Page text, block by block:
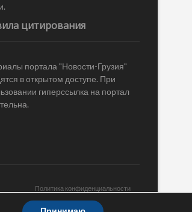
цитирования
портала "Новости-Грузия"
в открытом доступе. При
гиперссылка на портал
Политика конфиденциальности